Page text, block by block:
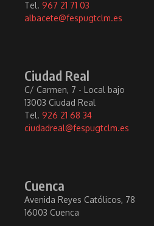
Tel. 967 21 71 03
albacete@fespugtclm.es
Ciudad Real
C/ Carmen, 7 - Local bajo
13003 Ciudad Real
Tel. 926 21 68 34
ciudadreal@fespugtclm.es
Cuenca
Avenida Reyes Católicos, 78
16003 Cuenca